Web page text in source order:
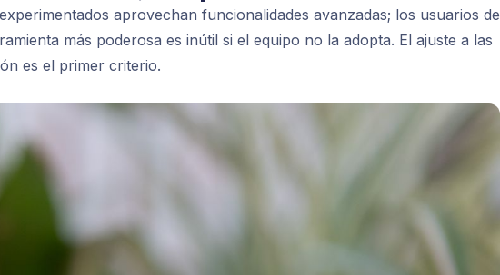
aprovechan funcionalidades avanzadas; los usuarios de
más poderosa es inútil si el equipo no la adopta. El ajuste a las
es el primer criterio.